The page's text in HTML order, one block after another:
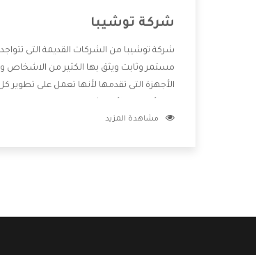
شركة توشيبا
شركة توشيبا من الشركات القديمة التى
مستمر وثابت ويثق بها الكثير من الاشخاص
الأجهزة التى تقدمها لأنها تعمل على تطوير كل
خدمات ما بعد البيع مع المنتجات وتقدم
مشاهدة المزيد